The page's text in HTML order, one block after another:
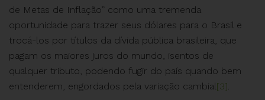
de Metas de Inflação” como uma tremenda
oportunidade para trazer seus dólares para o Brasil e
trocá-los por títulos da dívida pública brasileira, que
pagam os maiores juros do mundo, isentos de
qualquer tributo, podendo fugir do país quando bem
entenderem, engordados pela variação cambial[3].